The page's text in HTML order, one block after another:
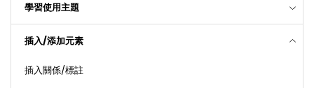
學習使用主題
插入/添加元素
插入關係/標註